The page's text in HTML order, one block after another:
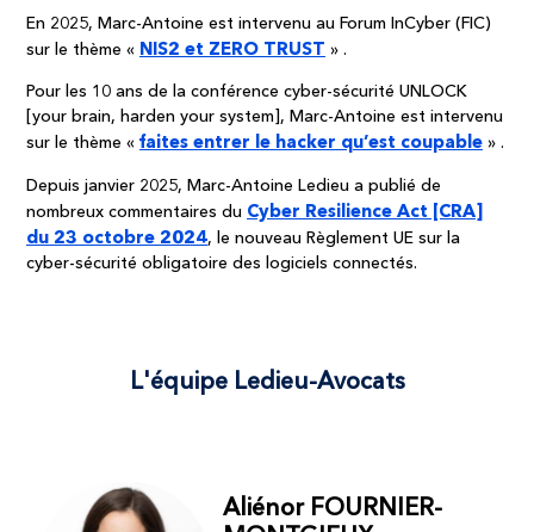
En 2025, Marc-Antoine est intervenu au Forum InCyber (FIC)
sur le thème « NIS2 et ZERO TRUST » .
Pour les 10 ans de la conférence cyber-sécurité UNLOCK
[your brain, harden your system], Marc-Antoine est intervenu
sur le thème « faites entrer le hacker qu’est coupable » .
Depuis janvier 2025, Marc-Antoine Ledieu a publié de
nombreux commentaires du Cyber Resilience Act [CRA]
du 23 octobre 2024, le nouveau Règlement UE sur la
cyber-sécurité obligatoire des logiciels connectés.
L'équipe Ledieu-Avocats
Aliénor FOURNIER-